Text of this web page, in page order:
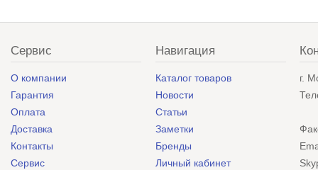
Сервис
О компании
Гарантия
Оплата
Доставка
Контакты
Сервис
Навигация
Каталог товаров
Новости
Статьи
Заметки
Бренды
Личный кабинет
г.